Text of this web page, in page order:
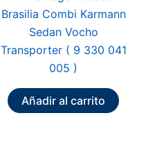
Brasilia Combi Karmann
Sedan Vocho
Transporter ( 9 330 041
005 )
Añadir al carrito